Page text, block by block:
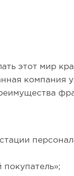
этот мир
компания